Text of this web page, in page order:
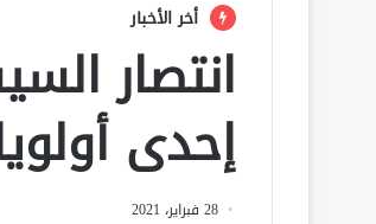
أخر الأخبار
انتصار
إحدى
28 فبراير، 2021